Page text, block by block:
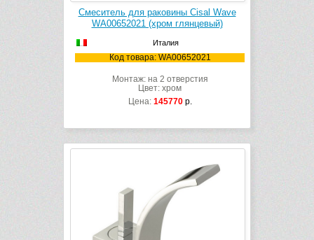
Смеситель для раковины Cisal Wave
WA00652021 (хром глянцевый)
Италия
Код товара: WA00652021
Монтаж: на 2 отверстия
Цвет: хром
Цена: 145770р.